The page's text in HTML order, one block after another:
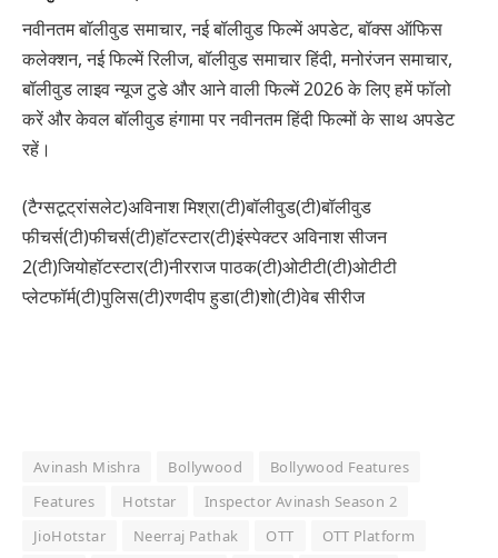
नवीनतम बॉलीवुड समाचार, नई बॉलीवुड फिल्में अपडेट, बॉक्स ऑफिस
कलेक्शन, नई फिल्में रिलीज, बॉलीवुड समाचार हिंदी, मनोरंजन समाचार,
बॉलीवुड लाइव न्यूज टुडे और आने वाली फिल्में 2026 के लिए हमें फॉलो
करें और केवल बॉलीवुड हंगामा पर नवीनतम हिंदी फिल्मों के साथ अपडेट
रहें।
(टैग्सटूट्रांसलेट)अविनाश मिश्रा(टी)बॉलीवुड(टी)बॉलीवुड
फीचर्स(टी)फीचर्स(टी)हॉटस्टार(टी)इंस्पेक्टर अविनाश सीजन
2(टी)जियोहॉटस्टार(टी)नीरराज पाठक(टी)ओटीटी(टी)ओटीटी
प्लेटफॉर्म(टी)पुलिस(टी)रणदीप हुडा(टी)शो(टी)वेब सीरीज
Avinash Mishra Bollywood
Bollywood Features
Features
Hotstar
Inspector Avinash Season 2
JioHotstar
Neerraj Pathak OTT
OTT Platform